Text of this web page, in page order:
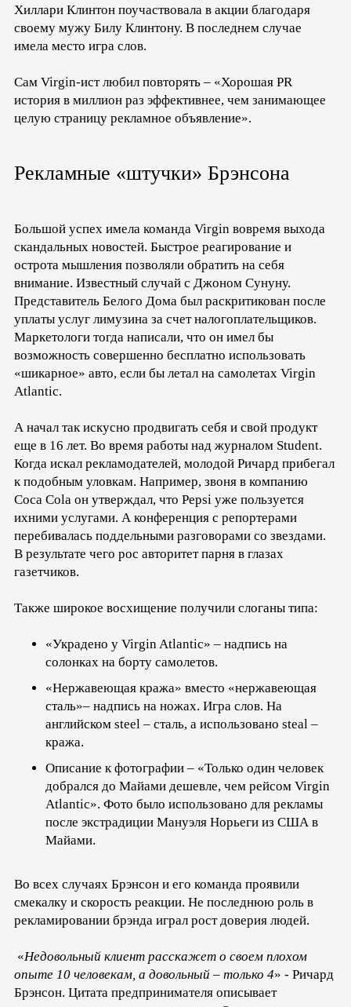
Хиллари Клинтон поучаствовала в акции благодаря
своему мужу Билу Клинтону. В последнем случае
имела место игра слов.
Сам Virgin-ист любил повторять – «Хорошая PR
история в миллион раз эффективнее, чем занимающее
целую страницу рекламное объявление».
Рекламные «штучки» Брэнсона
Большой успех имела команда Virgin вовремя выхода
скандальных новостей. Быстрое реагирование и
острота мышления позволяли обратить на себя
внимание. Известный случай с Джоном Сунуну.
Представитель Белого Дома был раскритикован после
уплаты услуг лимузина за счет налогоплательщиков.
Маркетологи тогда написали, что он имел бы
возможность совершенно бесплатно использовать
«шикарное» авто, если бы летал на самолетах Virgin
Atlantic.
А начал так искусно продвигать себя и свой продукт
еще в 16 лет. Во время работы над журналом Student.
Когда искал рекламодателей, молодой Ричард прибегал
к подобным уловкам. Например, звоня в компанию
Coca Cola он утверждал, что Pepsi уже пользуется
ихними услугами. А конференция с репортерами
перебивалась поддельными разговорами со звездами.
В результате чего рос авторитет парня в глазах
газетчиков.
Также широкое восхищение получили слоганы типа:
«Украдено у Virgin Atlantic» – надпись на
солонках на борту самолетов.
«Нержавеющая кража» вместо «нержавеющая
сталь»– надпись на ножах. Игра слов. На
английском steel – сталь, а использовано steal –
кража.
Описание к фотографии – «Только один человек
добрался до Майами дешевле, чем рейсом Virgin
Atlantic». Фото было использовано для рекламы
после экстрадиции Мануэля Норьеги из США в
Майами.
Во всех случаях Брэнсон и его команда проявили
смекалку и скорость реакции. Не последнюю роль в
рекламировании брэнда играл рост доверия людей.
«Недовольный клиент расскажет о своем плохом
опыте 10 человекам, а довольный – только 4» - Ричард
Брэнсон. Цитата предпринимателя описывает